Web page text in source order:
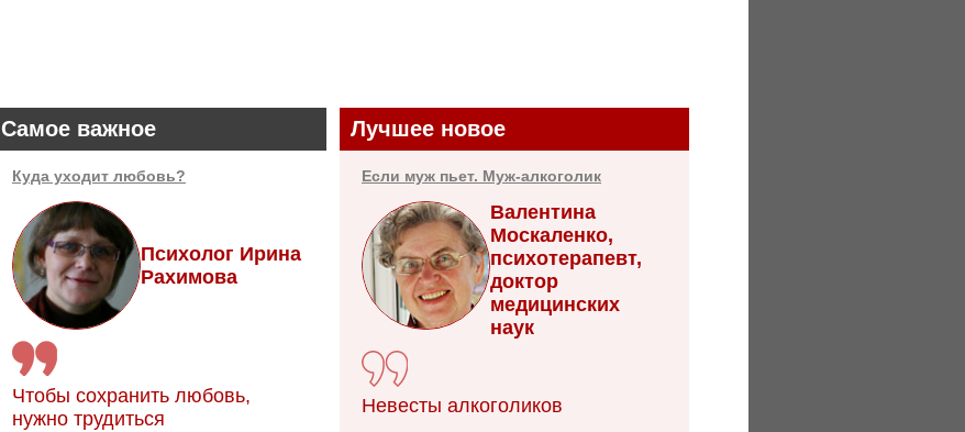
Самое важное
Куда уходит любовь?
Психолог Ирина
Рахимова
Чтобы сохранить любовь,
нужно трудиться
Лучшее новое
Если муж пьет. Муж-алкоголик
Валентина
Москаленко,
психотерапевт,
доктор
медицинских
наук
Невесты алкоголиков